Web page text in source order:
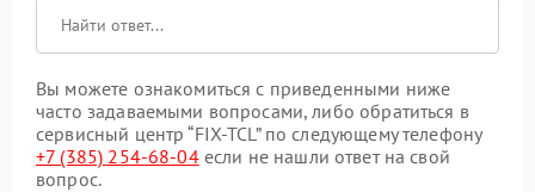
Вы можете ознакомиться с приведенными ниже
часто задаваемыми вопросами, либо обратиться в
сервисный центр “FIX-TCL” по следующему телефону
+7 (385) 254-68-04если не нашли ответ на свой
вопрос.